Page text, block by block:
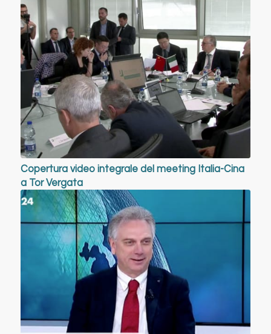
Copertura video integrale del meeting Italia-Cina
a Tor Vergata